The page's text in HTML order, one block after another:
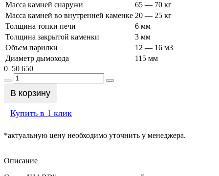
Масса камней снаружи
65 — 70 кг
Масса камней во внутренней каменке 20 — 25 кг
Толщина топки печи
6 мм
Толщина закрытой каменки
3 мм
Объем парилки
12 — 16 м3
Диаметр дымохода
115 мм
0 50 650
В корзину
Купить в 1 клик
*актуальную цену необходимо уточнить у менеджера.
Описание